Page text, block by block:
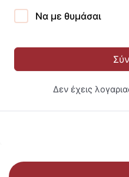
Να με θυμάσαι
Δεν έχεις